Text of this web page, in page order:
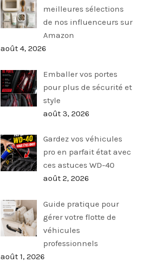
meilleures sélections
de nos influenceurs sur
Amazon
août 4, 2026
Emballer vos portes
pour plus de sécurité et
style
août 3, 2026
Gardez vos véhicules
pro en parfait état avec
ces astuces WD-40
août 2, 2026
Guide pratique pour
gérer votre flotte de
véhicules
professionnels
août 1, 2026